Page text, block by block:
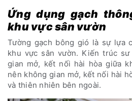
Ứng dụng gạch
khu vực sân vườn
Tường gạch bông gió là sự lựa
khu vực sân vườn. Kiến trúc
gian mở, kết nối hài hòa giữa
nên không gian mở, kết nối hài
và thiên nhiên bên ngoài.